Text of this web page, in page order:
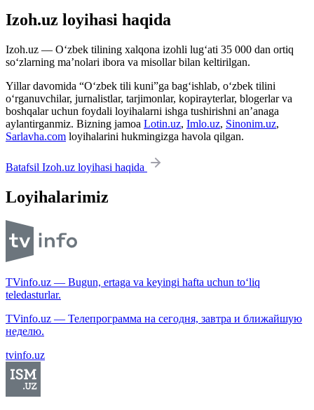
Izoh.uz loyihasi haqida
Izoh.uz — O‘zbek tilining xalqona izohli lug‘ati 35 000 dan ortiq
so‘zlarning ma’nolari ibora va misollar bilan keltirilgan.
Yillar davomida “O‘zbek tili kuni”ga bag‘ishlab, o‘zbek tilini
o‘rganuvchilar, jurnalistlar, tarjimonlar, kopirayterlar, blogerlar va
boshqalar uchun foydali loyihalarni ishga tushirishni an’anaga
aylantirganmiz. Bizning jamoa Lotin.uz, Imlo.uz, Sinonim.uz,
Sarlavha.com loyihalarini hukmingizga havola qilgan.
Batafsil Izoh.uz loyihasi haqida
Loyihalarimiz
TVinfo.uz — Bugun, ertaga va keyingi hafta uchun to‘liq
teledasturlar.
TVinfo.uz — Телепрограмма на сегодня, завтра и ближайшую
неделю.
tvinfo.uz